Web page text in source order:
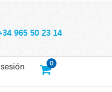
965 50 23 14
0